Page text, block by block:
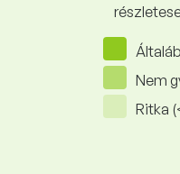
Nem
Ritka